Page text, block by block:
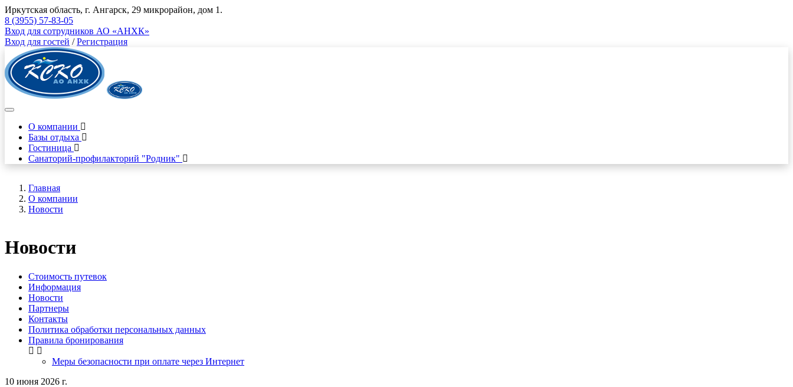
Иркутская область, г. Ангарск, 29 микрорайон, дом 1.
8 (3955) 57-83-05
Вход для сотрудников АО «АНХК»
Вход для гостей /Регистрация
О компании
Базы отдыха
Гостиница
Санаторий-профилакторий "Родник"
Главная
О компании
Новости
Новости
Стоимость путевок
Информация
Новости
Партнеры
Контакты
Политика обработки персональных данных
Правила бронирования
Меры безопасности при оплате через Интернет
10 июня 2026 г.